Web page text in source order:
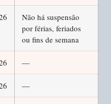
Não há suspensão
por férias, feriados
ou fins de semana
—
—